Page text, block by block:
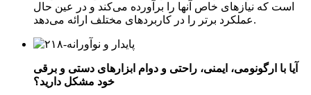
است که نیازهای خاص آنها را برآورده می‌کند و در عین حال
عملکرد برتر را در کاربردهای مختلف ارائه می‌دهد.
آیا با ارگونومی، ایمنی، راحتی و دوام ابزارهای دستی و برقی
خود مشکل دارید؟